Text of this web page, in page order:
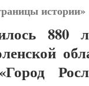
истории»
880